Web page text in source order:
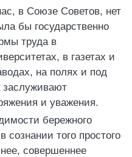
в Союзе Советов, нет
бы государственно
труда в
в газетах и
на полях и под
и уважения.
бережного
того простого
совершеннее